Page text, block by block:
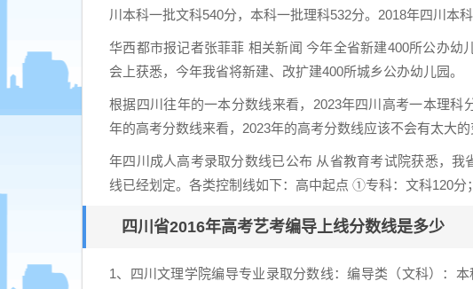
川本科一批文科540分，本科一批理科532分。2018年四川本
华西都市报记者张菲菲 相关新闻 今年全省新建400所公办
会上获悉，今年我省将新建、改扩建400所城乡公办幼儿园。
根据四川往年的一本分数线来看，2023年四川高考一本理
年的高考分数线来看，2023年的高考分数线应该不会有太大的
年四川成人高考录取分数线已公布 从省教育考试院获悉，
线已经划定。各类控制线如下：高中起点 ①专科：文科120分
四川省2016年高考艺考编导上线分数线是多少
1、四川文理学院编导专业录取分数线：编导类（文科）：